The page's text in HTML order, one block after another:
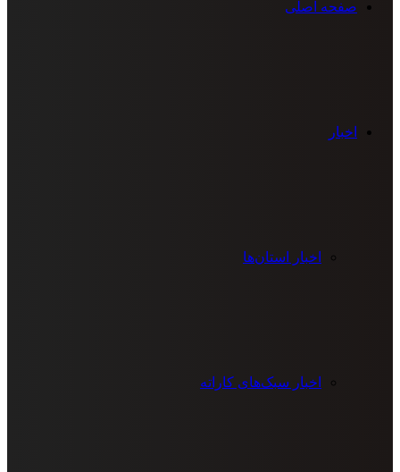
صفحه اصلی
اخبار
اخبار استان‌ها
اخبار سبک‌های کاراته